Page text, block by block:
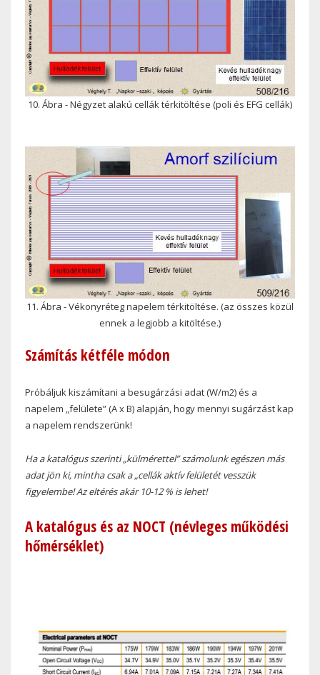
10. Ábra - Négyzet alakú cellák térkitöltése (poli és EFG cellák)
11. Ábra - Vékonyréteg napelem térkitöltése. (az összes közül
ennek a legjobb a kitöltése.)
Számítás kétféle módon
Próbáljuk kiszámítani a besugárzási adat (W/m2) és a
napelem „felülete” (A x B) alapján, hogy mennyi sugárzást kap
a napelem rendszerünk!
Ha a katalógus szerinti „külmérettel” számolunk egészen más
adat jön ki, mintha csak a „cellák aktív felületét vesszük
figyelembe! Az eltérés akár 10-12 % is lehet!
A katalógus és az NOCT (névleges működési
hőmérséklet)